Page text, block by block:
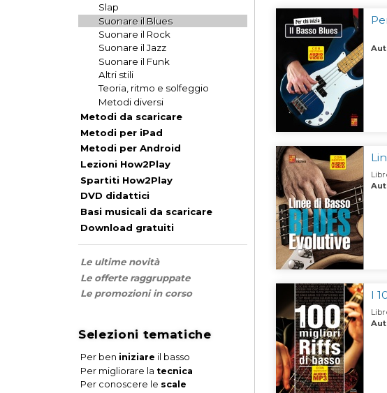
Slap
Suonare il Blues
Suonare il Rock
Suonare il Jazz
Suonare il Funk
Altri stili
Teoria, ritmo e solfeggio
Metodi diversi
Metodi da scaricare
Metodi per iPad
Metodi per Android
Lezioni How2Play
Spartiti How2Play
DVD didattici
Basi musicali da scaricare
Download gratuiti
Le ultime novità
Le offerte raggruppate
Le promozioni in corso
Selezioni tematiche
Per ben iniziare il basso
Per migliorare la tecnica
Per conoscere le scale
I